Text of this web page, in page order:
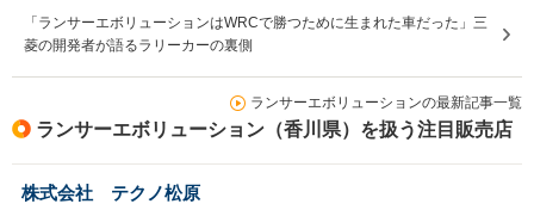
「ランサーエボリューションはWRCで勝つために生まれた車だった」三
菱の開発者が語るラリーカーの裏側
ランサーエボリューションの最新記事一覧
ランサーエボリューション（香川県）を扱う注目販売店
株式会社 テクノ松原